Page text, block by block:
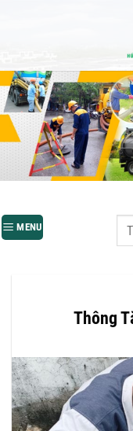
dung
MENU
Thông